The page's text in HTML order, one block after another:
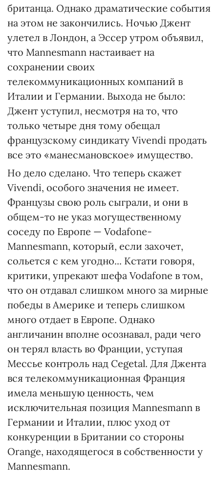
британца. Однако драматические события
на этом не закончились. Ночью Джент
улетел в Лондон, а Эссер утром объявил,
что Маnnesmann настаивает на
сохранении своих
телекоммуникационных компаний в
Италии и Германии. Выхода не было:
Джент уступил, несмотря на то, что
только четыре дня тому обещал
французскому синдикату Vivendi продать
все это «манесмановское» имущество.
Но дело сделано. Что теперь скажет
Vivendi, особого значения не имеет.
Французы свою роль сыграли, и они в
общем-то не указ могущественному
соседу по Европе — Vodafone-
Mannesmann, который, если захочет,
сольется с кем угодно... Кстати говоря,
критики, упрекают шефа Vodafone в том,
что он отдавал слишком много за мирные
победы в Америке и теперь слишком
много отдает в Европе. Однако
англичанин вполне осознавал, ради чего
он терял власть во Франции, уступая
Мессье контроль над Сеgetal. Для Джента
вся телекоммуникационная Франция
имела меньшую ценность, чем
исключительная позиция Маnnesmann в
Германии и Италии, плюс уход от
конкуренции в Британии со стороны
Оrange, находящегося в собственности у
Маnnesmann.